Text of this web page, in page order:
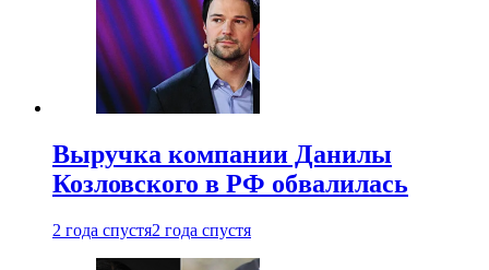
Выручка компании Данилы
Козловского в РФ обвалилась
2 года спустя2 года спустя